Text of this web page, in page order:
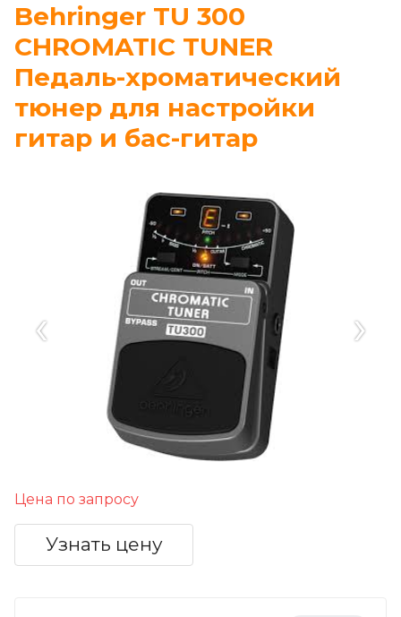
Behringer TU 300
CHROMATIC TUNER
Педаль-хроматический
тюнер для настройки
гитар и бас-гитар
‹ ›
Цена по запросу
Узнать цену